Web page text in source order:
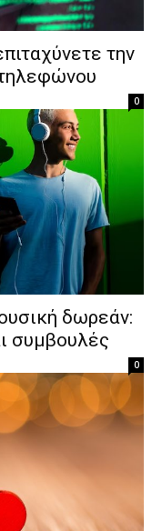
την
0
δωρεάν:
συμβουλές
0